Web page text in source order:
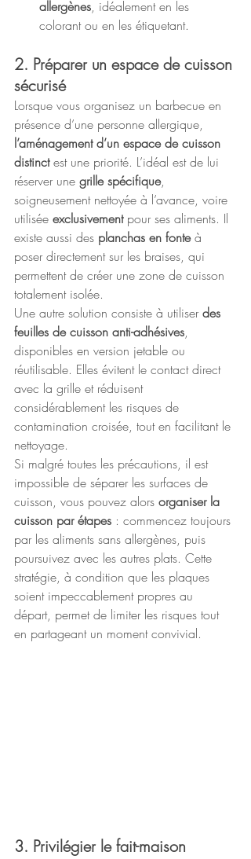
allergènes, idéalement en les
colorant ou en les étiquetant.
2. Préparer un espace de cuisson
sécurisé
Lorsque vous organisez un barbecue en
présence d’une personne allergique,
l’aménagement d’un espace de cuisson
distinct est une priorité. L’idéal est de lui
réserver une grille spécifique,
soigneusement nettoyée à l’avance, voire
utilisée exclusivement pour ses aliments. Il
existe aussi des planchas en fonte à
poser directement sur les braises, qui
permettent de créer une zone de cuisson
totalement isolée.
Une autre solution consiste à utiliser des
feuilles de cuisson anti-adhésives,
disponibles en version jetable ou
réutilisable. Elles évitent le contact direct
avec la grille et réduisent
considérablement les risques de
contamination croisée, tout en facilitant le
nettoyage.
Si malgré toutes les précautions, il est
impossible de séparer les surfaces de
cuisson, vous pouvez alors organiser la
cuisson par étapes : commencez toujours
par les aliments sans allergènes, puis
poursuivez avec les autres plats. Cette
stratégie, à condition que les plaques
soient impeccablement propres au
départ, permet de limiter les risques tout
en partageant un moment convivial.
3. Privilégier le fait-maison